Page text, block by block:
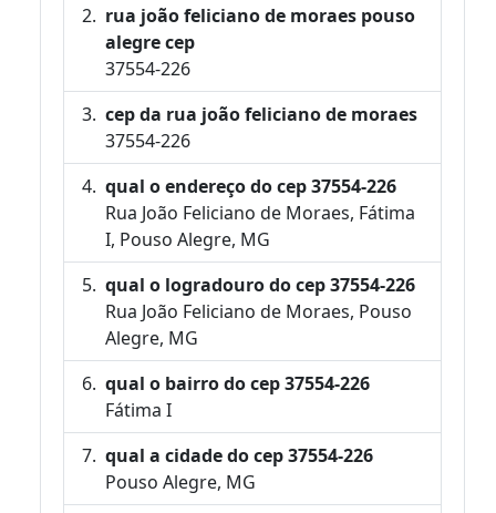
rua joão feliciano de moraes pouso
alegre cep
37554-226
cep da rua joão feliciano de moraes
37554-226
qual o endereço do cep 37554-226
Rua João Feliciano de Moraes, Fátima
I, Pouso Alegre, MG
qual o logradouro do cep 37554-226
Rua João Feliciano de Moraes, Pouso
Alegre, MG
qual o bairro do cep 37554-226
Fátima I
qual a cidade do cep 37554-226
Pouso Alegre, MG